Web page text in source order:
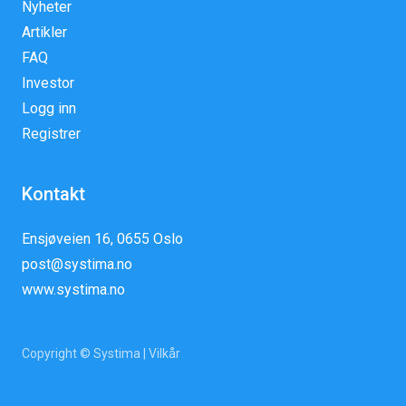
Nyheter
Artikler
FAQ
Investor
Logg inn
Registrer
Kontakt
Ensjøveien 16, 0655 Oslo
post@systima.no
www.systima.no
Copyright © Systima | Vilkår